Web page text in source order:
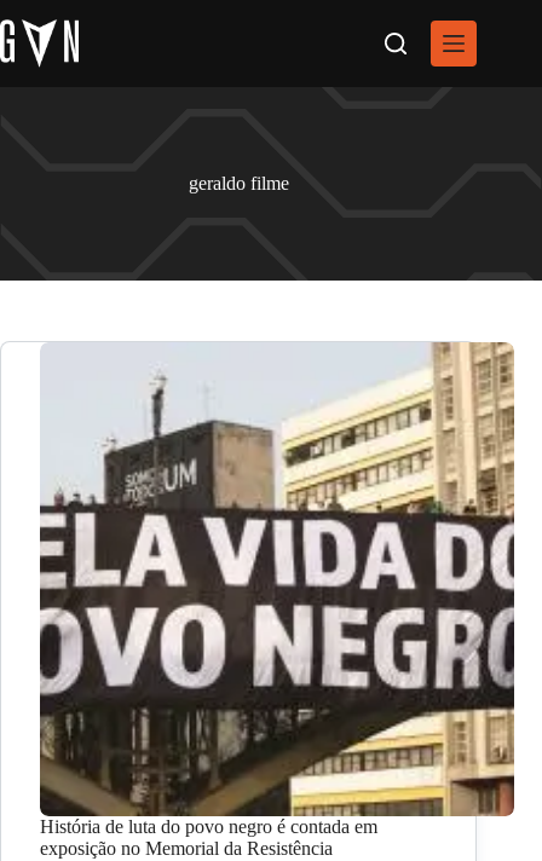
para
o
conteúdo
geraldo filme
História de luta do povo negro é contada em
exposição no Memorial da Resistência